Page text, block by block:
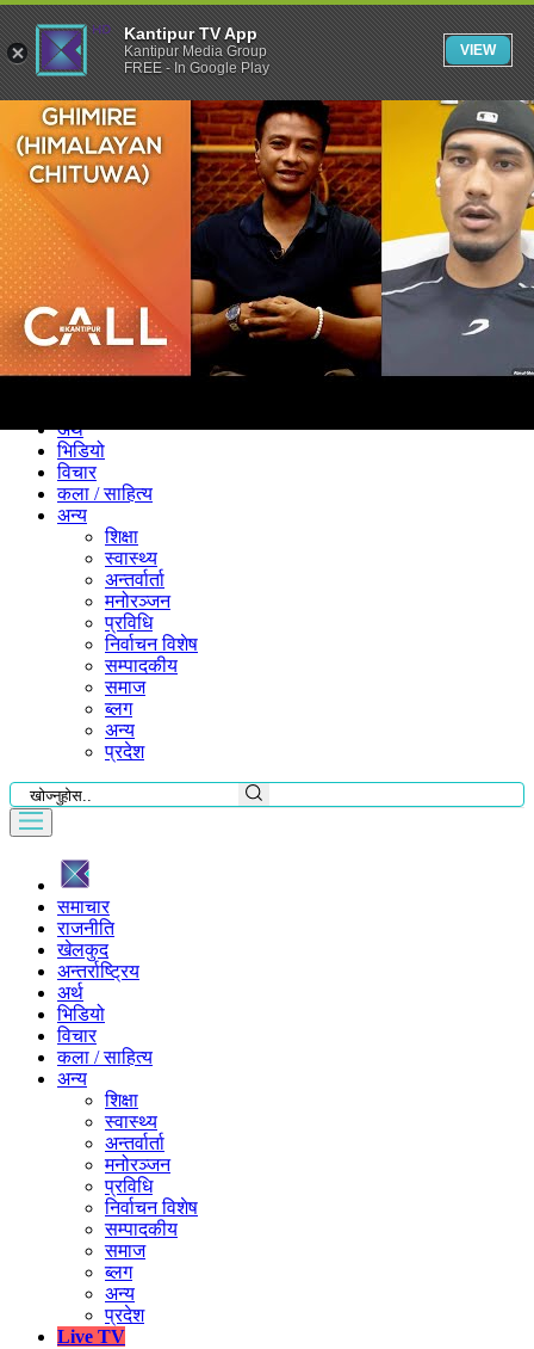
समाचार
राजनीति
अर्थ
भिडियो
विचार
कला / साहित्य
अन्य
शिक्षा
स्वास्थ्य
अन्तर्वार्ता
मनोरञ्जन
प्रविधि
निर्वाचन विशेष
सम्पादकीय
समाज
ब्लग
अन्य
प्रदेश
समाचार
राजनीति
खेलकुद
अन्तर्राष्ट्रिय
अर्थ
भिडियो
विचार
कला / साहित्य
अन्य
शिक्षा
स्वास्थ्य
अन्तर्वार्ता
मनोरञ्जन
प्रविधि
निर्वाचन विशेष
सम्पादकीय
समाज
ब्लग
अन्य
प्रदेश
Live TV
Kantipur TV App
Kantipur Media Group
FREE - In Google Play
VIEW